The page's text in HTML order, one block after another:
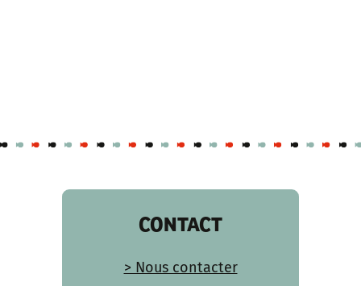
CONTACT
> Nous contacter